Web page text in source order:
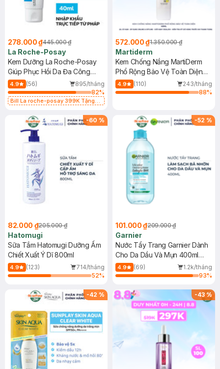
278.000 ₫445.000 ₫
La Roche-Posay
Kem Dưỡng La Roche-Posay
Giúp Phục Hồi Da Đa Công
Dụng 40ml
4.9 (56)
895/tháng
82%
Bill La roche-posay 399K Tặng
(SL có hạn)
572.000 ₫1.350.000 ₫
Martiderm
Kem Chống Nắng MartiDerm
Phổ Rộng Bảo Vệ Toàn Diện
40ml
4.9 (110)
243/tháng
88%
-60 %
82.000 ₫205.000 ₫
Hatomugi
Sữa Tắm Hatomugi Dưỡng Ẩm
Chiết Xuất Ý Dĩ 800ml
4.9 (123)
714/tháng
52%
-52 %
101.000 ₫209.000 ₫
Garnier
Nước Tẩy Trang Garnier Dành
Cho Da Dầu Và Mụn 400ml
(Mới)
4.9 (69)
1.2k/tháng
93%
-42 % -43%